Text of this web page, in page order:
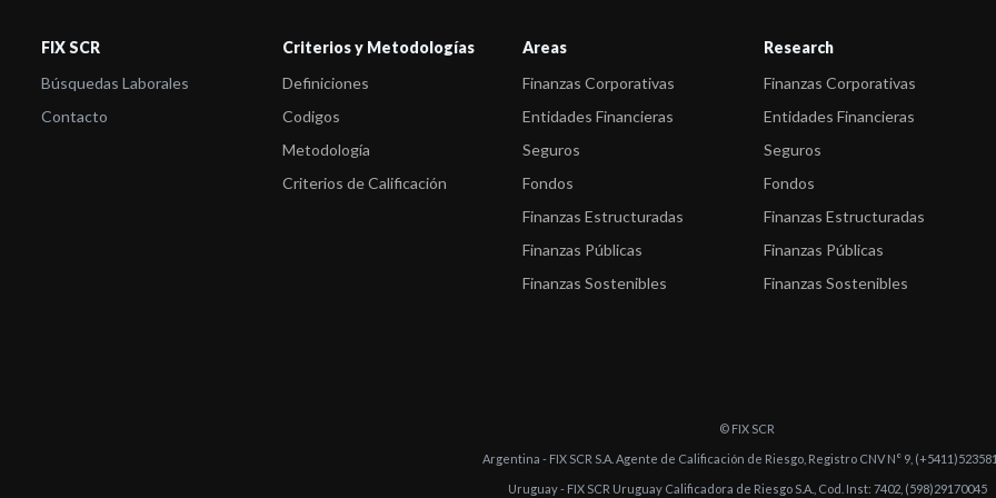
FIX SCR
Búsquedas Laborales
Contacto
Criterios y Metodologías
Definiciones
Codigos
Metodología
Criterios de Calificación
Areas
Finanzas Corporativas
Entidades Financieras
Seguros
Fondos
Finanzas Estructuradas
Finanzas Públicas
Finanzas Sostenibles
Research
Finanzas Corporativas
Entidades Financieras
Seguros
Fondos
Finanzas Estructuradas
Finanzas Públicas
Finanzas Sostenibles
© FIX SCR
Argentina - FIX SCR S.A. Agente de Calificación de Riesgo, Registro CNV N° 9,
Uruguay - FIX SCR Uruguay Calificadora de Riesgo S.A., Cod. Inst: 7402, (598)29170045